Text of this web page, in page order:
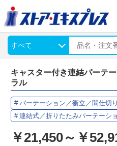
キャスター付き連結パーテ
ラル
パーテーション／衝立／間仕切り
連結式／折りたたみパーテーシ
￥21,450～￥